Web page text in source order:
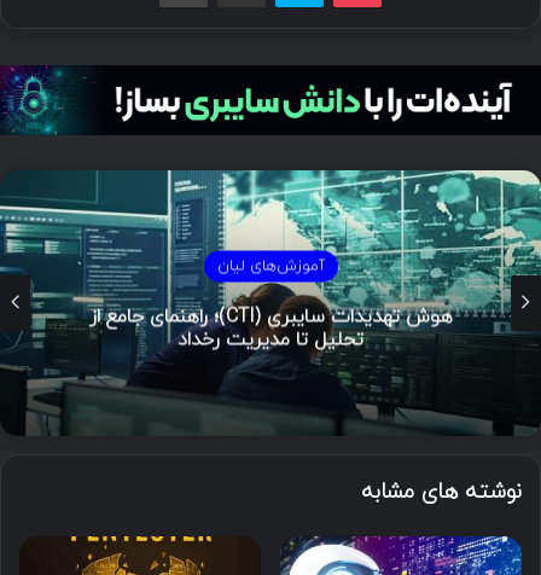
آموزش‌های لیان
هوش تهدیدات سایبری (CTI)؛ راهنمای جامع از
تحلیل تا مدیریت رخداد
نوشته های مشابه